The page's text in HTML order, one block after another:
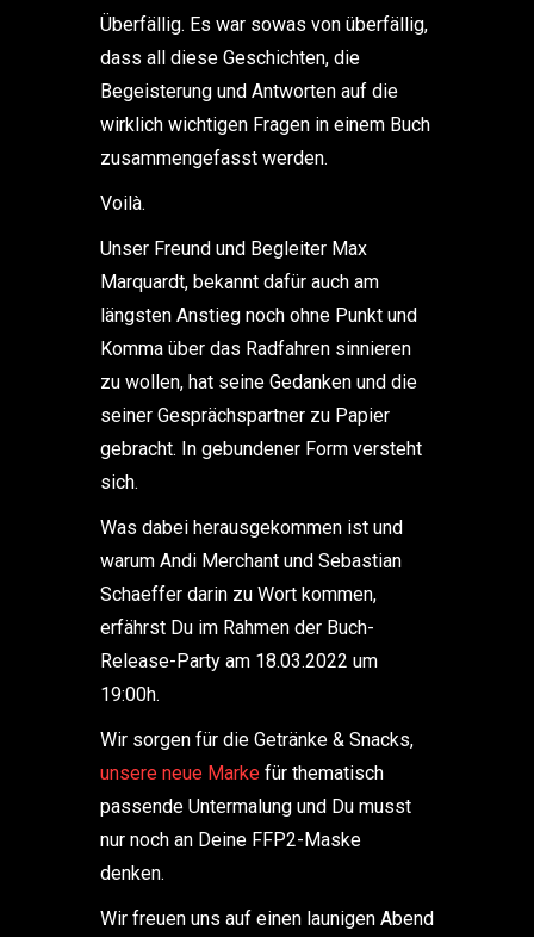
Überfällig. Es war sowas von überfällig,
dass all diese Geschichten, die
Begeisterung und Antworten auf die
wirklich wichtigen Fragen in einem Buch
zusammengefasst werden.
Voilà.
Unser Freund und Begleiter Max
Marquardt, bekannt dafür auch am
längsten Anstieg noch ohne Punkt und
Komma über das Radfahren sinnieren
zu wollen, hat seine Gedanken und die
seiner Gesprächspartner zu Papier
gebracht. In gebundener Form versteht
sich.
Was dabei herausgekommen ist und
warum Andi Merchant und Sebastian
Schaeffer darin zu Wort kommen,
erfährst Du im Rahmen der Buch-
Release-Party am 18.03.2022 um
19:00h.
Wir sorgen für die Getränke & Snacks,
unsere neue Marke für thematisch
passende Untermalung und Du musst
nur noch an Deine FFP2-Maske
denken.
Wir freuen uns auf einen launigen Abend